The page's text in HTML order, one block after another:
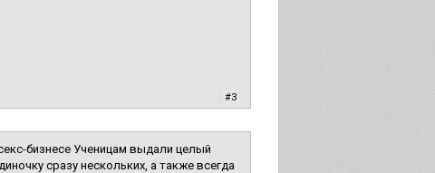
#3
бизнесе Ученицам выдали целый
сразу нескольких, а также всегда